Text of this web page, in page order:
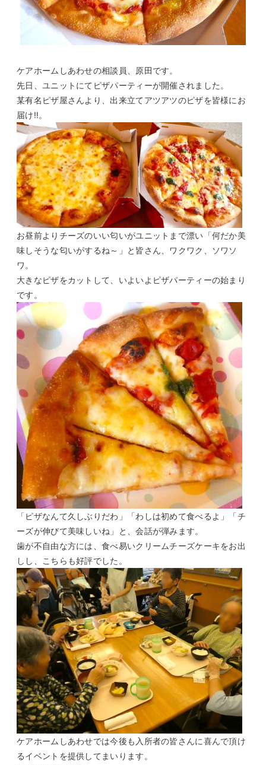
ケアホームしあわせの相談員、原田です。
先日、ユニットにてピザパーティーが開催されました。
某有名ピザ屋さんより、出来立てアツアツのピザを皆様にお
届け‼。
お昼前よりチーズのいい匂いがユニットまで漂い「何だか美
味しそうな匂いがするね～」と皆さん、ワクワク、ソワソ
ワ。
大きなピザをカットして、いよいよピザパーティーの始まり
です。
「ピザなんて久しぶりだわ」「わしは初めて食べるよ」「チ
ーズが伸びて美味しいね」と、会話が弾みます。
歯が不自由な方には、食べ易いクリームチーズケーキをお出
しし、こちらも好評でした。
ケアホームしあわせでは今後も入所者の皆さんに喜んで頂け
るイベントを提供してまいります。